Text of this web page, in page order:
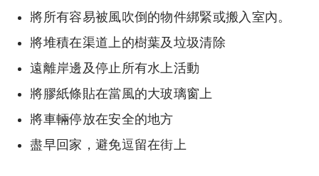
將所有容易被風吹倒的物件綁緊或搬入室內。
將堆積在渠道上的樹葉及垃圾清除
遠離岸邊及停止所有水上活動
將膠紙條貼在當風的大玻璃窗上
將車輛停放在安全的地方
盡早回家，避免逗留在街上